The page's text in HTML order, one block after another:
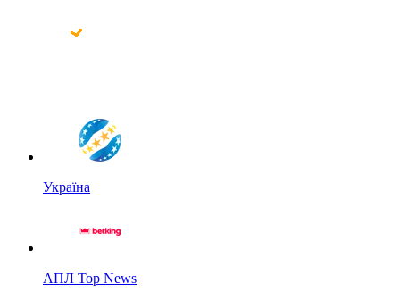
Україна
АПЛ Top News